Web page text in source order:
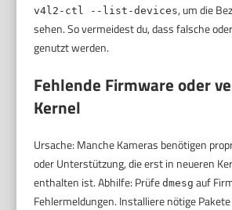
v4l2-ctl --list-devices, um die
sehen. So vermeidest du, dass falsche
genutzt werden.
Fehlende Firmware oder
Kernel
Ursache: Manche Kameras benötigen
oder Unterstützung, die erst in neueren
enthalten ist. Abhilfe: Prüfedmesg auf
Fehlermeldungen. Installiere nötige